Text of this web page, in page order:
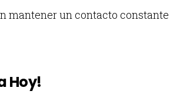
mantener un contacto constante
Hoy!